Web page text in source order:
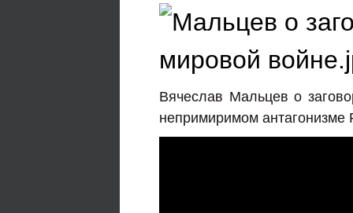
Вячеслав Мальцев о
непримиримом антагонизме